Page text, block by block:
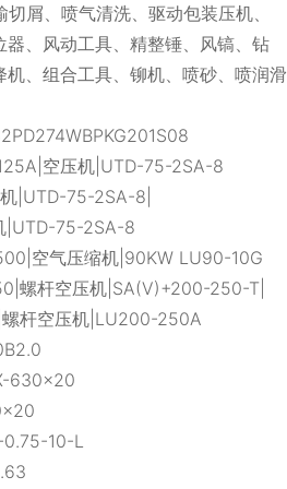
屑、喷气清洗、驱动包装压机、
、风动工具、精整锤、风镐、钻
、组合工具、铆机、喷砂、喷润滑
空压机|UTD-75-2SA-8
|UTD-75-2SA-8|
|UTD-75-2SA-8
空气压缩机|90KW LU90-10G
螺杆空压机|SA(V)+200-250-T|
杆空压机|LU200-250A
630×20
10-L